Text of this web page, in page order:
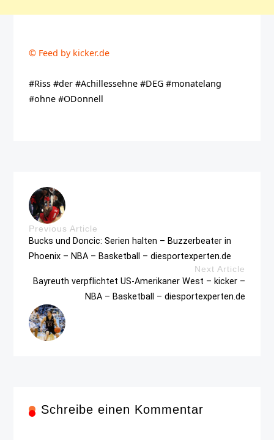
© Feed by kicker.de
#Riss #der #Achillessehne #DEG #monatelang
#ohne #ODonnell
Previous Article
Bucks und Doncic: Serien halten – Buzzerbeater in
Phoenix – NBA – Basketball – diesportexperten.de
Next Article
Bayreuth verpflichtet US-Amerikaner West – kicker –
NBA – Basketball – diesportexperten.de
Schreibe einen Kommentar